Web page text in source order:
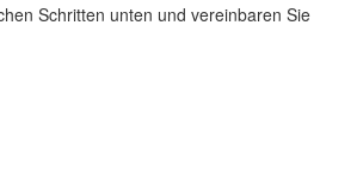
Schritten unten und vereinbaren Sie